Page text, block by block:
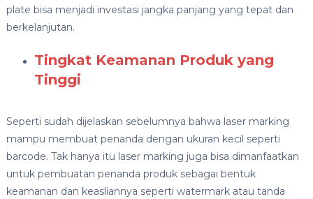
plate bisa menjadi investasi jangka panjang yang tepat dan
berkelanjutan.
Tingkat Keamanan Produk yang
Tinggi
Seperti sudah dijelaskan sebelumnya bahwa laser marking
mampu membuat penanda dengan ukuran kecil seperti
barcode. Tak hanya itu laser marking juga bisa dimanfaatkan
untuk pembuatan penanda produk sebagai bentuk
keamanan dan keasliannya seperti watermark atau tanda